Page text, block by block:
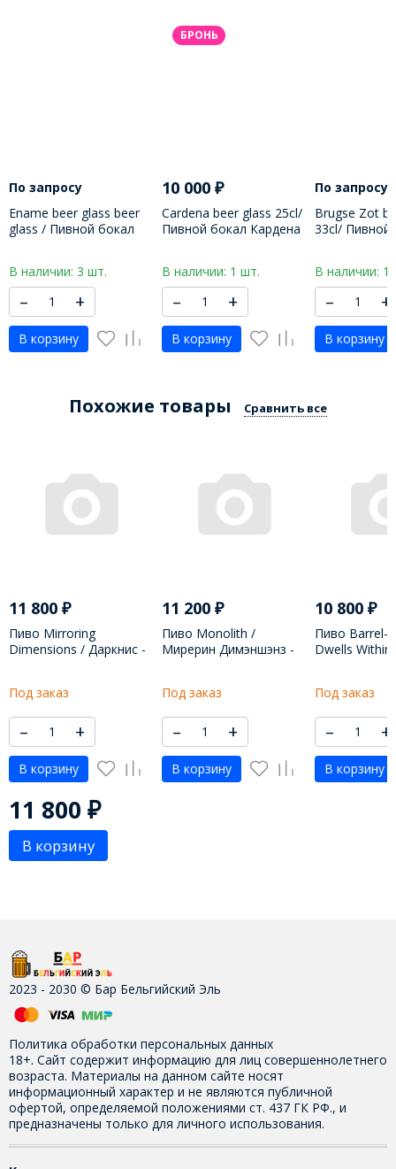
По запросу
Ename beer glass beer
glass / Пивной бокал
В наличии: 3 шт.
– +
В корзину
БРОНЬ
10 000 ₽
Cardena beer glass 25cl/
Пивной бокал Кардена
В наличии: 1 шт.
– +
В корзину
По запросу
Brugse Zot
33cl/ Пивной
В наличии: 1
– +
В корзину
Похожие товары Сравнить все
11 800 ₽
Пиво Mirroring
Dimensions / Даркниc -
Под заказ
– +
В корзину
11 200 ₽
Пиво Monolith /
Мирерин Димэншэнз -
Под заказ
– +
В корзину
10 800 ₽
Пиво Barrel-
Dwells Within
Под заказ
– +
В корзину
11 800 ₽
В корзину
2023 - 2030 © Бар Бельгийский Эль
Политика обработки персональных данных
18+. Сайт содержит информацию для лиц совершеннолетнего
возраста. Материалы на данном сайте носят
информационный характер и не являются публичной
офертой, определяемой положениями ст. 437 ГК РФ., и
предназначены только для личного использования.